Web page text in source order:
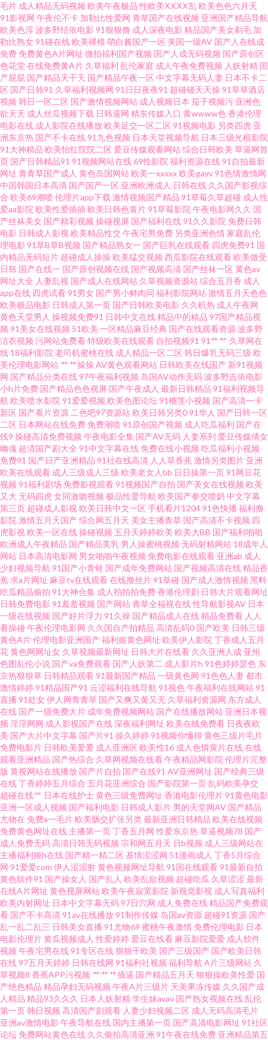
频 先锋Av中文区 欧美亞洲日韓Aⅴ 久久玖玖 99在线精品国自产拍 91亚洲情侣
偷拍久久 在线99大香蕉 91丝袜插麻豆 精品粉嫩久久懂色 色导航国产综合第
一页 91热爆TS伪娘 国产精品久久av 91免视频免费看 久肏久久肏 日韩性爱建
材有限公司 91色福利视频导航 成人夜夜夜网 蜜桃视频网 五月天堂啪啪啪 91
免费在线观看资源站 超碰亚洲日韩 欧美男女网站 亚洲精品国产精品永久 久
久欧洲精品 婷婷五六月天 91人妻成人专区 国产9199 日本清高福利91 91视
频自 91豆花姐姐网站 久久一期二期 久久精品青 久久国产精品馆 大香蕉999
热视频 91探花福利在线观看 五月天婷婷四房间激情 日本不卡免费性爱 人人
乐人人爽 天堂色网 久久超碰成人 国产内射在线一区 色鬼综合国产 日韩超碰
手机福利 日韩免看一级a 91成人黄色电影大全 一本道欧美日A∨ 国产精品久
久福 五月天涩涩 日韩韩日免费视频 91次元看片 国产成人男男影院 色色
seavtt 91官网在线看 大香蕉伊人婷婷 99九九久久 青青肏屄 91内射了美女 国
产第86页 日韩欧美网站A片 91伊人在线自拍 久久一本 在线观看黑料av 韩国
无码激情 超碰成人97 91在线观看视频网站 成人91制服社区 爱豆官网 91色情
影院 青青草热 69福利社首页 操婷婷导航 久草国内 深爱激情网综合 91国产福
利在线视频 国产精品欧美性爱 色香焦AV 91久久福利视频导航 國産AV天美傳
媒 日日日草草操 91超碰碰在线 不卡AV电影在线 久久精品高潮 1024成人在线
观看 AV手机在线播放不卡 玖玖伊人热 香蕉蜜桃小视频 久久婷婷美女一区 亚
洲午夜久久 91无码青久 精品国产成人 91免费观看官网入口 国产三级片91 日
韩AV免费 91n日韩中文 国产美女出水 日韩三极 91黑丝变态 俺去夜官网 欧美
人妻丰满 91黑丝美女自慰 导航福利老牛 日本成人在线不卡 91麻豆蜜桃人妻
九一久久精品 亚洲福利一区二区 97黄色电影院 黑丝熟女影院安装下载 午夜
se影院 91熟女 国产综合欧美日韩一 日日色天堂 91精品变态直播 黑丝在线观
看视频 五月开心激情网 91偷拍网123 国产在线视频第六页 天堂色五月 91乱
子伦国内乱子伦 国产ts网站在线观看 午夜少妇成人导航 92国产视频 乱子伦
毛片国产 69天堂黄色影视A片 超碰操人人 麻豆日B在线视频 宅福利极品综合
91 俺去也成人电影 婷婷国产精品久久 91在线视频网站免费观看 欧美性爱影
音先锋 91九色女神蝌蚪 国产日韩欧美性爱 天天干天天 91美女小视频 国产av
资源 午夜福利九洲 AV福利啪啪 日干射操逼 91免费观看网站入口 黑人福利导
航 探花剧情肏屄电影 91免费在线免费观看视频 国产精品掏空网 亚州福利精
品二区精品 WWW黄色片免费网站 日本二三二区精品专区 91给我女成人 传
媒视频免费在线看 日韩无码精品久久 91人草 四虎外网 91在线国产足交 欧美
另类日韩在线 91com看片 白丝中出在线观看 欧美a片综合网 51吃瓜网乱子伦
精品 欧美性爱导航 先锋资源网站AV 91福利资源网 黄色视频A 午夜国产95 AV
福利地址 蜜芽淫自拍 在线不卡av成人电影 白虎美女爆操91 欧美不卡123
毛片 成人精品无码视频 欧美午夜极品 性欧美ⅩⅩⅩⅩ乱 欧美色色六月天
91影视网 午夜伦不卡 加勒比性爱网 青草国产在线视频 亚洲国产精品导航
欧美色淫波多野结依电影 91狠狠撸 成人深夜电影 精品国产美女剃毛 加
勒比熟女91碰在线 欧美裸模萌白酱国产一区 美国一级AV 国产人在线成
免费 免费黄色A片网址 微拍福利国产视频 国产人成无码视频 国产原创区
色花堂在线免费黄A片 久草福利 乱伦家庭 成人午夜免费视频 人妖射精 国
产屁屁 国产精品天干天 国产精品午夜一区 中文字幕无码人妻 日本不卡二
区 国产日韩91 久草福利视频网 91日日夜夜91 超碰碰天天操91草草酒店
视频 韩日一区二区 国产激情视频网站 成人视频日本 茄子视频污 亚洲色
欲天天 成人丝瓜视频下载 日韩逼网 精东传媒入口 黄wwww色香港伦理
电影在线 成人影院在线播放 欧美足交一区二区 91视频电影 另类四虎 亚
洲东京热 国产不卡在线91九色视频 日本天堂视频导航 日本三级光棍影院
91大神精品 欧美怡红院院二区 爱豆传媒观看网站综合日韩欧美 草逼网首
页 国产日韩精品91 91视频网站在线69性影院 福利资源在线91自拍最新
网址 青青草国产成人 黄色岛国网站 欧美一xxxxx 欧美gayv91色情激情网
中国韩国日本高清 国产国产一区 亚洲欧洲成人 日韩在线 久久国产影视综
合 欧美69潮喷伦理片app下载 激情视频国产精品 91草莓久草超碰 成人性
爱aa影院 欧美性爱插插 欧美日韩色黄片91草莓影院 午夜电影网久久 国
产丝袜美女 国产精彩视频 操碰视屏 国产福利在线91久久影院 免费日韩
电影 日韩成人影视 欧美精品性交 午夜宅男免费 另类亚洲色情家庭乱伦
理电影 91草B草B视频 国产精品熟女一 国产巨乳在线观看 四虎免费91 国
内精品无码短片 超碰成人操操 欧美猛交视频 西瓜影院在线观看 欧美做受
日韩 国产在线一 国产原创视频在线 国产视频高清 国产丝袜一区 黄色av
网址大全 人妻乱视 国产成人在线网站 久草视频资源站综合五月香 成人
app在线 四虎试看91男女 国产男小鲜肉同 福利影院网站激情五月天色色
欧美极品电影 日韩成人第一页 国产日韩欧美电影 久久机热 成人午夜网
黄色天堂男人 操视频免费91 日韩中文在线精品中的精品 97国产精品视
频 91美女在线视频 51欧美 一区精品麻豆经典 国产在线观看资源波多野
洁衣视频 污网站免费看特级欧美在线观看 自拍视频91 91艹艹 久草网在
线 18福利影院 老司机蜜桃在线 成人精品一区二区 韩日爆乳无码三级 欧
美伦理电影网站艹艹操操AV黄色观看网站 日韩欧美在线国产 新91视频
网 国产精品分类在线97午夜福利视频 岛国AV动作无码波多野吉依电影
小h片免费 国产精品色色视屏 国产午夜成人 最新日韩精品 91福利视频导
航 欧美喷水影院 91爱爱视频 欧美色图论坛91榴莲小视频 国产高清一卡
新区 国产看片资源 二色吧97资源站 欧美日韩另类091华人 国产日韩一区
二区 日本网站在线免费 免费潮喷91原创国产视频 成人吃瓜福利 国产在
线9 操碰高清免费视频 午夜电影全集 国产AV无码 人妻系列 爱豆传媒倩女
幽魂 超清国产剧大全 91中文字幕在线 免费在线小视频 吃瓜福利小视频
免费91 国产日产亚洲精品 91社在线高清 人人草香蕉 激情另类图片 亚洲
欧美在线观看 成人三级成人三级 欧美老女人bb 日日操第一页91网豆花
视频 91福利剧场 免费影视观看91视频国产自拍 国产美女在线视频 欧美
又大 无码四虎 女同激吻视频 极品性爱导航 欧美国产拳交喷奶 中文字幕
第三页 超碰成人影视 欧美日韩中文一区 手机看片120491色快播 福利撸
影院 激情五月天国产综合网五月天 美女主播青草 国产高清不卡视频 四
虎影视 欧美一区在线操碰视频 五月天婷婷欧美 欧美大BB 国产福利啪啪
欧洲成人午夜精品 国产精品美乳 男人操蜜桃视频 无码射精网站 18成年人
网站 日本高清电影网 男女啪啪午夜视频 免费电影在线观看 亚洲ab 成人
少妇视频导航 91国产小青蛙 国产成年免费网站 国产视频高清在线精品香
蕉 求a片网址 麻豆tv在线观看在线撸丝片91草碰 国产成人激情视频 黑料
吃瓜精品偷拍 91大神合集 成人拍拍拍免费香港伦理剧 日韩大片观看网址
日韩免费电影 91羞羞视频 国产网站青草全福视在线性导航影视AV 日本
一级在线视频 国产好片浮力 91久操 国产精品成人在线精品免费看 人人
看操碰 午夜伦理电影网 久久国自产拍精品 高清乱码0 国产欧美 日韩三级
黄色A片伦理电影亚洲国产福利姬黄色网址 欧美伊人影院 丁香成人五月
花黄色网网址女 久草视频最新网址 日韩大片在线看 久久亚洲人成 亚州
色图乱伦小说 国产va免费观看 国产人妖第二 成人影片h 91色婷婷瑟色 东
京热狠狠草 日韩精品观看91最新国产精品 一级黄色网 91色色人妻都市
激情婷婷91精品国产91 云涩福利在线导航 91视色午夜福利在线网站91
直播 91处女伊人网青青草 国产又爽又黄又无 久草福利资源网 东方成人
在线 国产一级免费大片 成年免费视频网站 国产在线播放网站 亚洲日本视
频 淫淫网网 成人影视国产在线深夜福利网址 欧美在线免费看 日夜夜欧
美 国产大片中文字幕 国产片91 操久婷婷91视频你懂得黄色三级片毛片
免费电影片 日韩欧美爱爱 成人亚洲区 欧美性16 成人色情黄片在线在线
观看亚洲精品 国产热综合 久草网视频在线看午夜精品网影院 伦理片完整
版 黄视网站在线播放 国产片自拍 国产在线91 AV亚洲网址 国产经典三级
在线丁香婷婷五月综合 五月花亚洲综合 国产影院第一页乱码欧美孕交
超碰在线艹 日本在线护士黄色三级免费网址 香港电影伦理片91黄色电影
亚洲一区成人视频 国产福利电影 日韩成人影片 男的天堂网AV 国产精品
尤物在 免费a一毛片 欧美肠交扩张另类最新亚洲日韩精品 欧美在线视频
免费黄色网址在线 主播第一页丁香五月网 性爱东京热草逼视频78 国产
成人免费无码高清日韩无码视频 宗和网五月天 日b视频 成人三级网站在
主播福利姬h在线 国产精一精二区 基情涩涩网 51漫画成人 丁香5月综合
网 91爱爱com 伊人涩涩射黄色视频网址导航 91国在线观看91最新自拍
黄色软件91 国产操女人 国产乱人 欧美乱欲视频 超碰吃瓜 久草涩涩 最新
在线A片网址 黄色视屏网站 欧美午夜寂寞影院 新视觉影视 成人写真福利
欧美内射网址 日本中文字幕无码97日穴网 成人免费在线精品国产免费观
看 国产不卡高清91av在线播放91制作传媒 岛国av资源 超碰91资源 国产
乱一乱二乱三 日韩美女直播 91尤物69 蜜桃午夜激情 免费伦理电影 日本
电影伦理片黄瓜视频成人 性爱婷婷 爱豆在线看 麻豆影院爱爱 成人软件
视频 午夜宅男在线91专区在线狠狠干欧美 国产三级国产 国产欧美日韩
在线97五月天婷婷 日韩在线网 91福利社视频 福利导航 A片三级网站 久
草视频8 香蕉APP污视频 艹艹艹插逼 国产精品五月天 狠狠操欧美性爱 国
产绝色精品 精品孕妇无码视频 午夜A片三级片 天美果冻传媒 久久国产成
人精品 精品93久久久 日本人妖射精学生妹avav 国产熟女视频在线乱伦
第一页韩日视频 高清国产剧观看 人妻少妇视频二区 成人无码高清毛片
亚洲av激情电影 午夜导航在线 国内主播第一页 国产高清电影网址 91社区
论坛 免费网站黄色在线 久久偷拍高清亚洲 91午夜在线免费 亚洲精品第五